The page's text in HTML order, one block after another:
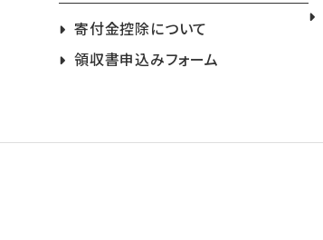
寄付金控除について
領収書申込みフォーム